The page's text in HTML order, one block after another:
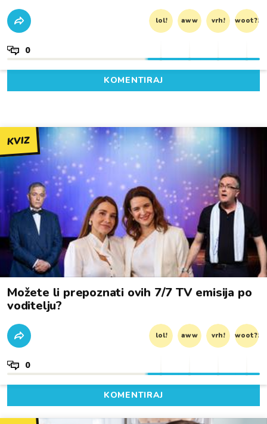
lol! aww vrh! woot?!
0
KOMENTIRAJ
KVIZ
Možete li prepoznati ovih 7/7 TV emisija po
voditelju?
lol! aww vrh! woot?!
0
KOMENTIRAJ